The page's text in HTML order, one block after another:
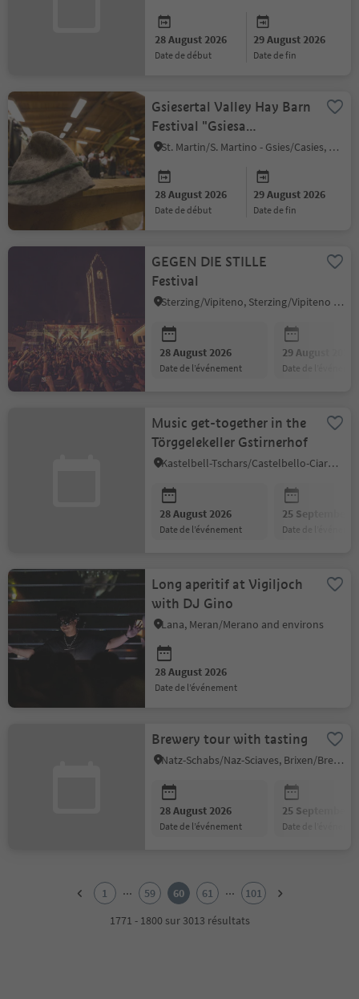
28 August 2026
date de début
29 August 2026
date de fin
Gsiesertal Valley Hay Barn
Festival "Gsiesa
Heistodlfest"
St. Martin/S. Martino - Gsies/Casies, Gsies/Valle di Casies
28 August 2026
date de début
29 August 2026
date de fin
GEGEN DIE STILLE
Festival
Sterzing/Vipiteno, Sterzing/Vipiteno and environs
28 August 2026
date de l’événement
29 August 2026
date de
Music get-together in the
Törggelekeller Gstirnerhof
Kastelbell-Tschars/Castelbello-Ciardes, Vinschgau/Val Venosta
28 August 2026
date de l’événement
25 September
date de
Long aperitif at Vigiljoch
with DJ Gino
Lana, Meran/Merano and environs
28 August 2026
date de l’événement
Brewery tour with tasting
Natz-Schabs/Naz-Sciaves, Brixen/Bressanone and environs
28 August 2026
date de l’événement
25 September
date de
1 ... 59 60 61 ...
101
1771 - 1800 sur 3013 résultats